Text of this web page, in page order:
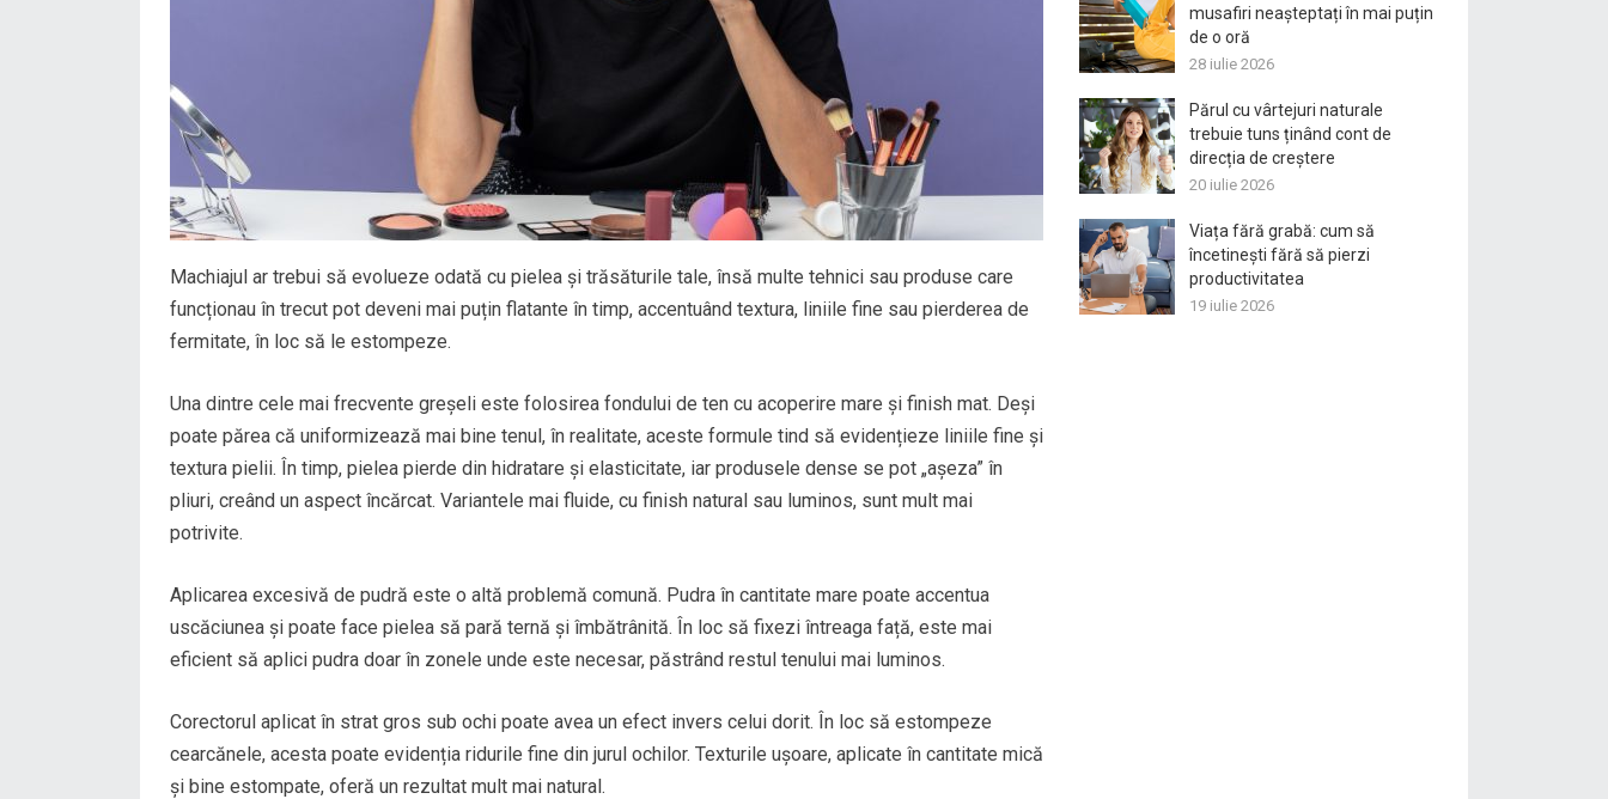
Machiajul ar trebui să evolueze odată cu pielea și trăsăturile tale, însă multe tehnici sau produse care
funcționau în trecut pot deveni mai puțin flatante în timp, accentuând textura, liniile fine sau pierderea de
fermitate, în loc să le estompeze.
Una dintre cele mai frecvente greșeli este folosirea fondului de ten cu acoperire mare și finish mat. Deși
poate părea că uniformizează mai bine tenul, în realitate, aceste formule tind să evidențieze liniile fine și
textura pielii. În timp, pielea pierde din hidratare și elasticitate, iar produsele dense se pot „așeza” în
pliuri, creând un aspect încărcat. Variantele mai fluide, cu finish natural sau luminos, sunt mult mai
potrivite.
Aplicarea excesivă de pudră este o altă problemă comună. Pudra în cantitate mare poate accentua
uscăciunea și poate face pielea să pară ternă și îmbătrânită. În loc să fixezi întreaga față, este mai
eficient să aplici pudra doar în zonele unde este necesar, păstrând restul tenului mai luminos.
Corectorul aplicat în strat gros sub ochi poate avea un efect invers celui dorit. În loc să estompeze
cearcănele, acesta poate evidenția ridurile fine din jurul ochilor. Texturile ușoare, aplicate în cantitate mică
și bine estompate, oferă un rezultat mult mai natural.
musafiri neașteptați în mai puțin
de o oră
28 iulie 2026
Părul cu vârtejuri naturale
trebuie tuns ținând cont de
direcția de creștere
20 iulie 2026
Viața fără grabă: cum să
încetinești fără să pierzi
productivitatea
19 iulie 2026